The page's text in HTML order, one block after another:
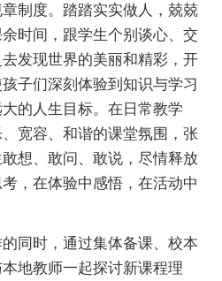
度。踏踏实实做人，兢兢
时间，跟学生个别谈心、交
发现世界的美丽和精彩，开
子们深刻体验到知识与学习
的人生目标。在日常教学
宽容、和谐的课堂氛围，张
想、敢问、敢说，尽情释放
，在体验中感悟，在活动中
时，通过集体备课、校本
地教师一起探讨新课程理